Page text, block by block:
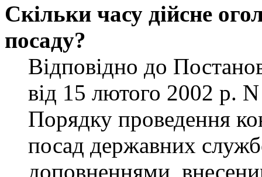
Скільки часу дійсне
посаду?
Відповідно до
від 15 лютого 2002 р.
Порядку проведення
посад державних
доповненнями,